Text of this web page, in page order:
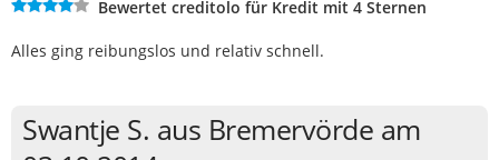
Bewertet creditolo für Kredit mit 4 Sternen
Alles ging reibungslos und relativ schnell.
Swantje S. aus Bremervörde am